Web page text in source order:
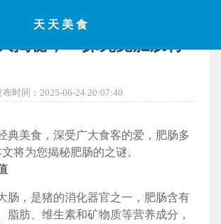
天天美食
布时间：2025-06-24 20:07:40
典美食，深受广大食客的爱，肥肠多
将为您揭秘肥肠的之谜。
肠，是猪的消化器官之一，肥肠含有
脂肪、维生素和矿物质等营养成分，